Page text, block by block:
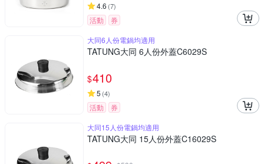
4.6 (7)
活動
券
大同6人份電鍋均適用
TATUNG大同 6人份外蓋C6029S
$410
5 (4)
活動
券
大同15人份電鍋均適用
TATUNG大同 15人份外蓋C16029S